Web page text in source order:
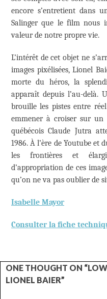
encore s’entretient dans
Salinger que le film nous
valeur de notre propre vie.
L’intérêt de cet objet ne
images pixélisées, Lionel
morte du héros, la
apparaît depuis l’au-delà.
brouille les pistes entre
emmener à croiser sur
québécois Claude Jutra
1986. À l’ère de Youtube et
les frontières et
d’appropriation de ces
qu’on ne va pas oublier de
Isabelle Mayor
Consulter la fiche
ONE THOUGHT ON
LIONEL BAIER”